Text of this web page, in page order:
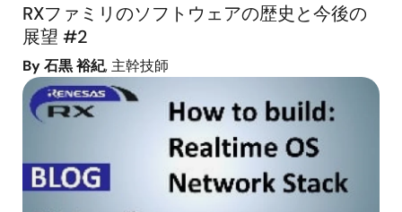
RXファミリのソフトウェアの歴史と今後の
展望 #2
By 石黒 裕紀, 主幹技師